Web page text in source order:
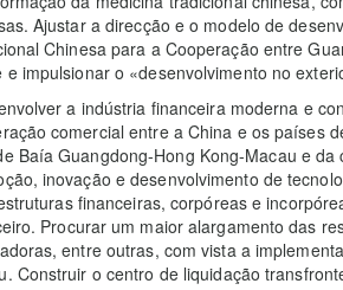
Ajustar a direcção e o modelo de
Chinesa para a Cooperação entre
e impulsionar o «desenvolvimento no
a indústria financeira moderna e
comercial entre a China e os países
Baía Guangdong-Hong Kong-Macau e
inovação e desenvolvimento de
financeiras, corpóreas e
Procurar um maior alargamento das
entre outras, com vista a
Construir o centro de liquidação